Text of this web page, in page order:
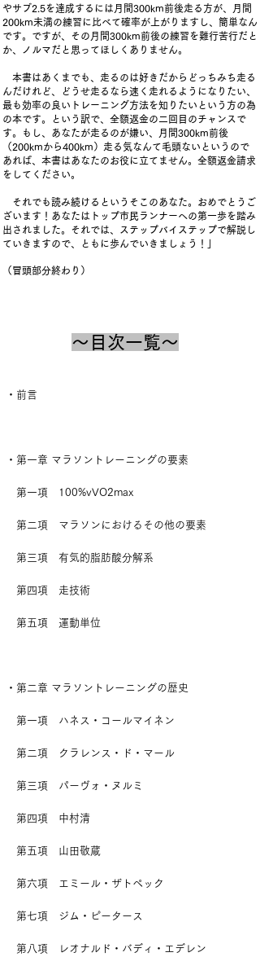
やサブ2.5を達成するには月間300km前後走る方が、月間
200km未満の練習に比べて確率が上がりますし、簡単なん
です。ですが、その月間300km前後の練習を難行苦行だと
か、ノルマだと思ってほしくありません。
本書はあくまでも、走るのは好きだからどっちみち走る
んだけれど、どうせ走るなら速く走れるようになりたい、
最も効率の良いトレーニング方法を知りたいという方の為
の本です。という訳で、全額返金の二回目のチャンスで
す。もし、あなたが走るのが嫌い、月間300km前後
（200kmから400km）走る気なんて毛頭ないというので
あれば、本書はあなたのお役に立てません。全額返金請求
をしてください。
それでも読み続けるというそこのあなた。おめでとうご
ざいます！あなたはトップ市民ランナーへの第一歩を踏み
出されました。それでは、ステップバイステップで解説し
ていきますので、ともに歩んでいきましょう！」
（冒頭部分終わり）
​～目次一覧～
・前言
・第一章 マラソントレーニングの要素
第一項 100%vVO2max
第二項 マラソンにおけるその他の要素
第三項 有気的脂肪酸分解系
第四項 走技術
第五項 運動単位
・第二章 マラソントレーニングの歴史
第一項 ハネス・コールマイネン
第二項 クラレンス・ド・マール
第三項 パーヴォ・ヌルミ
第四項 中村清
第五項 山田敬蔵
第六項 エミール・ザトペック
第七項 ジム・ピータース
第八項 レオナルド・バディ・エデレン